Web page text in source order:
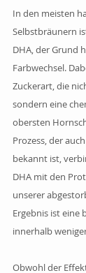
In den meisten
Selbstbräunern
DHA, der Grund
Farbwechsel.
Zuckerart, die
sondern eine
obersten
Prozess, der
bekannt ist,
DHA mit den
unserer
Ergebnis ist eine
innerhalb
Obwohl der